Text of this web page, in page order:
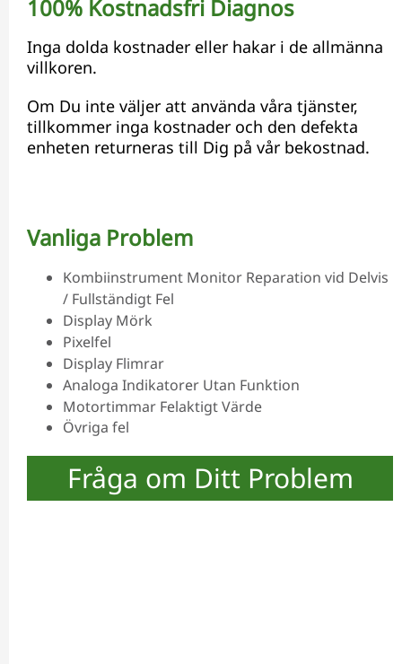
100% Kostnadsfri Diagnos
Inga dolda kostnader eller hakar i de allmänna
villkoren.
Om Du inte väljer att använda våra tjänster,
tillkommer inga kostnader och den defekta
enheten returneras till Dig på vår bekostnad.
Vanliga Problem
Kombiinstrument Monitor Reparation vid Delvis
/ Fullständigt Fel
Display Mörk
Pixelfel
Display Flimrar
Analoga Indikatorer Utan Funktion
Motortimmar Felaktigt Värde
Övriga fel
Fråga om Ditt Problem